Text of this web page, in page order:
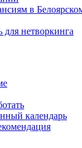
в
для нетворкинга
календарь